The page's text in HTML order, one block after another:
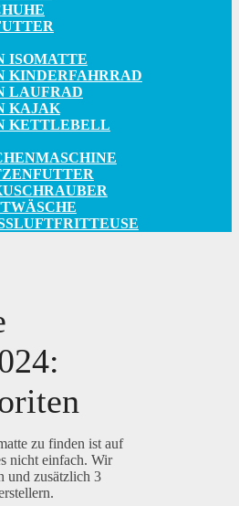
ISOMATTE
KINDERFAHRRAD
LAUFRAD
KAJAK
KETTLEBELL
zu finden ist auf
nicht einfach. Wir
und zusätzlich 3